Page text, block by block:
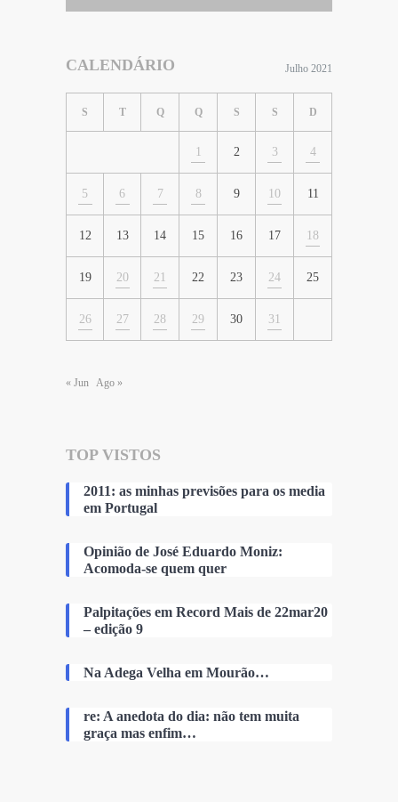
CALENDÁRIO Julho 2021
S T Q Q S S D
1 2 3 4
5 6 7 8 9 10 11
12 13 14 15 16 17 18
19 20 21 22 23 24 25
26 27 28 29 30 31
« Jun Ago »
TOP VISTOS
2011: as minhas previsões para os media
em Portugal
Opinião de José Eduardo Moniz:
Acomoda-se quem quer
Palpitações em Record Mais de 22mar20
– edição 9
Na Adega Velha em Mourão…
re: A anedota do dia: não tem muita
graça mas enfim…